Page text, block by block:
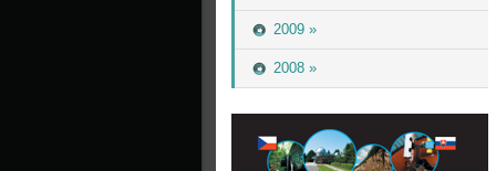
2009 »
2008 »